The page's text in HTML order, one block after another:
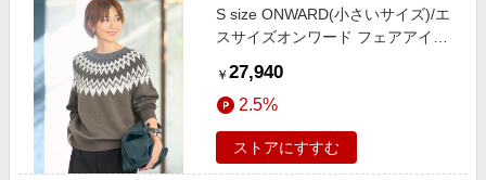
デジタルコンテンツ
ビジネス・その他サービス
週末の高還元 夏の長期版
S size ONWARD(小さいサイズ)/エ
スサイズオンワード フェアアイル
￥ 27,940
2.5%
ストアにすすむ